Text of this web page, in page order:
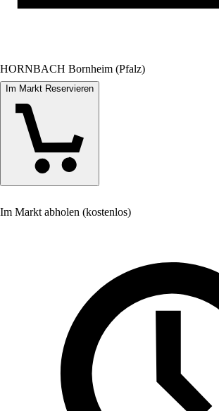
HORNBACH Bornheim (Pfalz)
Im Markt Reservieren
Im Markt abholen (kostenlos)